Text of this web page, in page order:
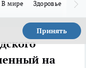
В мире Здоровье
Принять
на